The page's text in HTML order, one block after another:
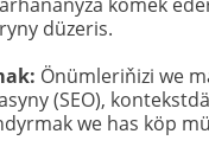
düzeris.
Önümleriňizi we
(SEO),
we has köp